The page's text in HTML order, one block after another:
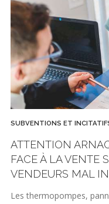
SUBVENTIONS ET
ATTENTION
FACE À LA VENTE
VENDEURS MAL
Les thermopompes,